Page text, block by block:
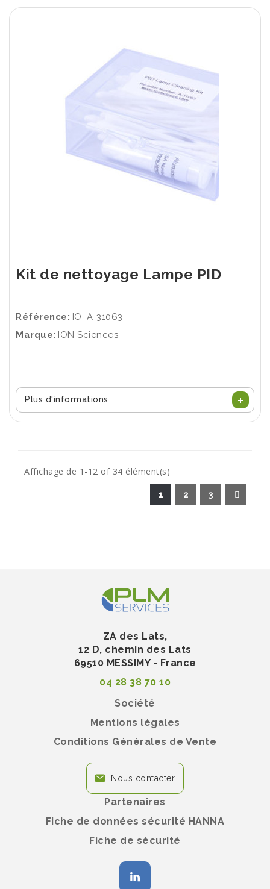
Kit de nettoyage Lampe PID
Référence: IO_A-31063
Marque: ION Sciences
Plus d'informations
Affichage de 1-12 of 34 élément(s)
1 2 3
ZA des Lats,
12 D, chemin des Lats
69510 MESSIMY - France
04 28 38 70 10
Société
Mentions légales
Conditions Générales de Vente
Nous contacter
Partenaires
Fiche de données sécurité HANNA
Fiche de sécurité